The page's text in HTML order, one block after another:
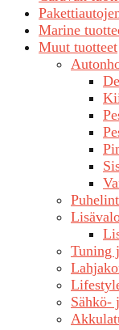
Marine
Muut tuotteet
Tuning
Sähkö-